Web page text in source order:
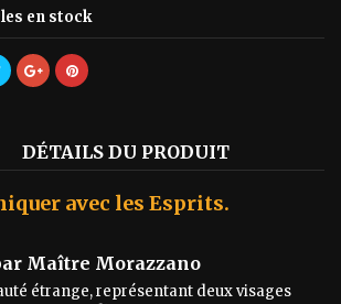
en stock
DÉTAILS DU PRODUIT
avec les Esprits.
Maître Morazzano
étrange, représentant deux visages